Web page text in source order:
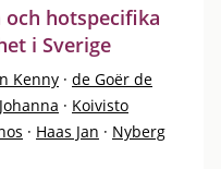
och hotspecifika
i Sverige
Kenny · de Goër de
· Koivisto
· Haas Jan · Nyberg